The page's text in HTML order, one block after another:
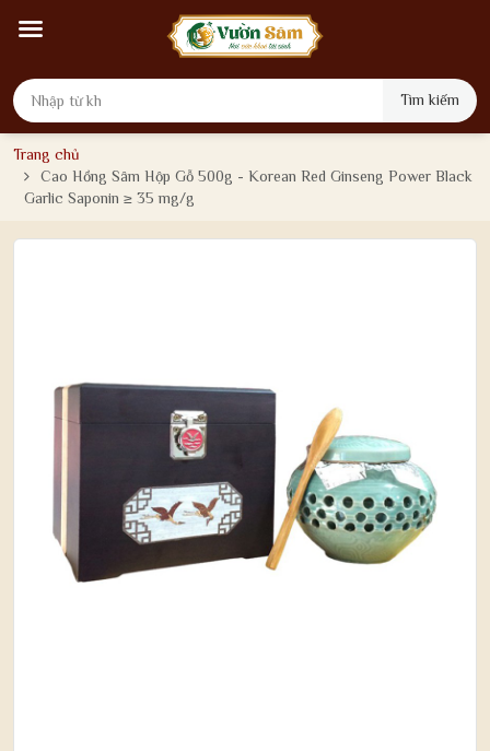
Tìm kiếm
Trang chủ
Cao Hồng Sâm Hộp Gỗ 500g - Korean Red Ginseng Power Black
Garlic Saponin ≥ 35 mg/g